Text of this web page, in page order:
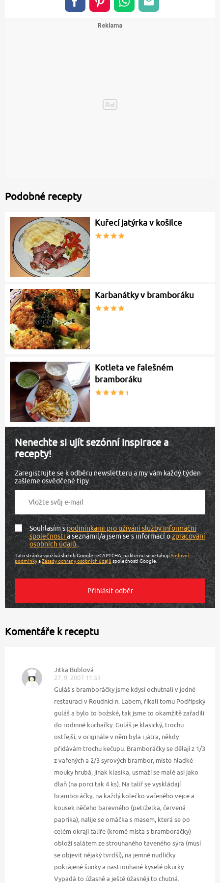
Podobné recepty
Kuřecí jatýrka v košilce
Karbanátky v bramboráku
Kotleta ve falešném
bramboráku
Nenechte si ujít sezónní inspirace a
recepty!
Zaregistrujte se k odběru newsletteru a my vám každý týden
zašleme osvědčené tipy.
Souhlasím spodmínkami pro užívání služby informační
společnostia seznámil/a jsem se s informací ozpracování
osobních údajů.
Tato stránka využívá služeb Google reCAPTCHA, na kterou se vztahujíSmluvní
podmínkyaZásady ochrany osobních údajů společnosti Google.
Komentáře k receptu
Jitka Bublová
27. 9. 2007 11:53
Guláš s bramboráčky jsme kdysi ochutnali v jedné
restauraci v Roudnici n. Labem, říkali tomu Podřipský
guláš a bylo to božské, tak jsme to okamžitě zařadili
do rodinné kuchařky. Guláš je klasický, trochu
ostřejší, v originále v něm byla i játra, někdy
přidávám trochu kečupu. Bramboráčky se dělají z 1/3
z vařených a 2/3 syrových brambor, místo hladké
mouky hrubá, jinak klasika, usmaží se malé asi jako
dlaň (na porci tak 4 ks). Na talíř se vyskládají
bramboráčky, na každý kolečko vařeného vejce a
kousek něčeho barevného (petrželka, červená
paprika), nalije se omáčka s masem, která se po
celém okraji talíře (kromě místa s bramboráčky)
obloží salátem ze strouhaného taveného sýra (musí
se objevit nějaký tvrdší), na jemné nudličky
pokrájené šunky a nastrouhané kyselé okurky.
Vypadá to úžasně a ještě úžasněji to chutná.